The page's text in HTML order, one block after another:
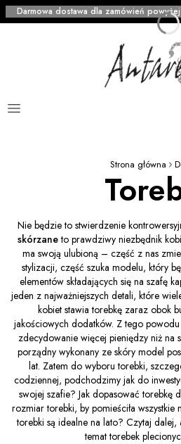
Darmowa dostawa dla zamówień
Menu
Strona główna
Nie będzie to stwierdzenie
skórzaneto prawdziwy niezbędnik
ma swoją ulubioną – część z nas
stylizacji, część szuka modelu, który
elementów składających się na szafę
jeden z najważniejszych detali, które
kobiet stawia torebkę zaraz obok
jakościowych dodatków. Z tego
zdecydowanie więcej pieniędzy niż na
porządny wykonany ze skóry model
lat. Zatem do wyboru torebki,
codziennej, podchodzimy jak do
swojej szafie? Jak dopasować torebkę
rozmiar torebki, by pomieściła wszystkie
torebki są idealne na lato? Czytaj dalej,
temat torebek